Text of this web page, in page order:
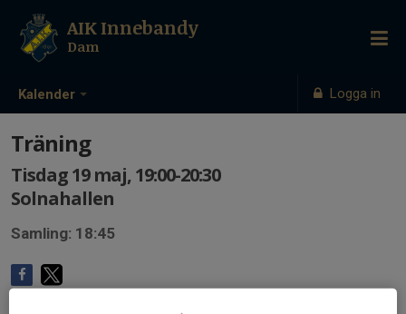
Kalender Logga in
AIK Innebandy
Dam
Träning
Tisdag 19 maj, 19:00-20:30
Solnahallen
Samling: 18:45